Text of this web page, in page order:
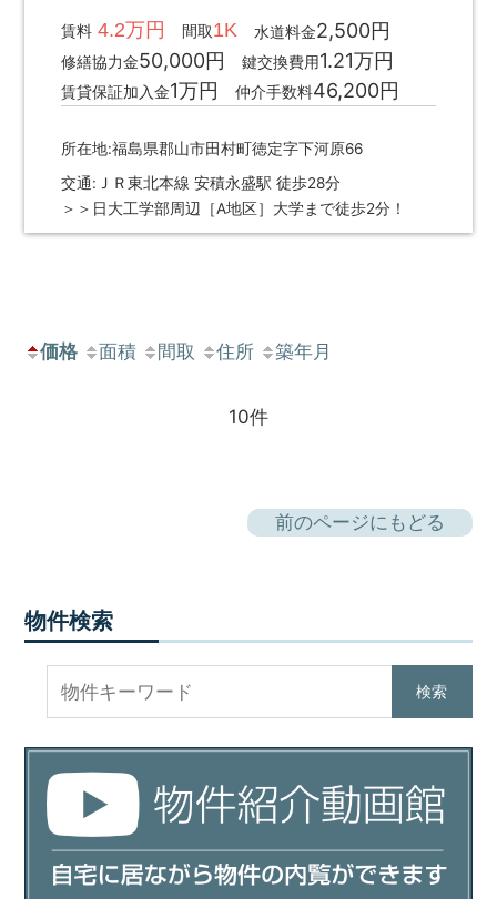
賃料4.2万円 間取1K 水道料金2,500円
修繕協力金50,000円 鍵交換費用1.21万円
賃貸保証加入金1万円 仲介手数料46,200円
所在地:福島県郡山市田村町徳定字下河原66
交通:ＪＲ東北本線 安積永盛駅 徒歩28分
＞＞日大工学部周辺［A地区］大学まで徒歩2分！
価格 面積 間取 住所 築年月
10件
前のページにもどる
物件検索